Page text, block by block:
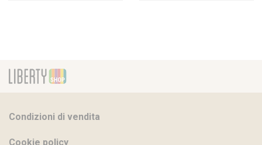
Condizioni di vendita
Cookie policy